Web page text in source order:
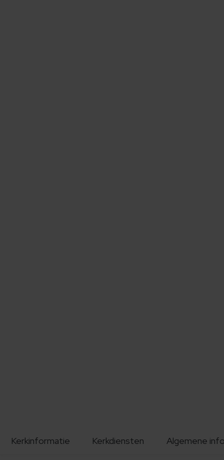
Kerkinformatie Kerkdiensten Algemene